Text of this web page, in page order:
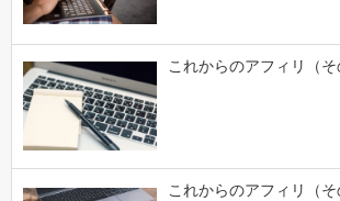
これからのアフィリ（そ
これからのアフィリ（そ